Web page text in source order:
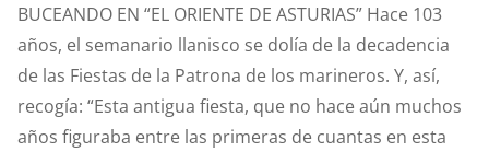
MARINERÍA.
BUCEANDO EN “EL ORIENTE DE ASTURIAS” Hace 103
años, el semanario llanisco se dolía de la decadencia
de las Fiestas de la Patrona de los marineros. Y, así,
recogía: “Esta antigua fiesta, que no hace aún muchos
años figuraba entre las primeras de cuantas en esta